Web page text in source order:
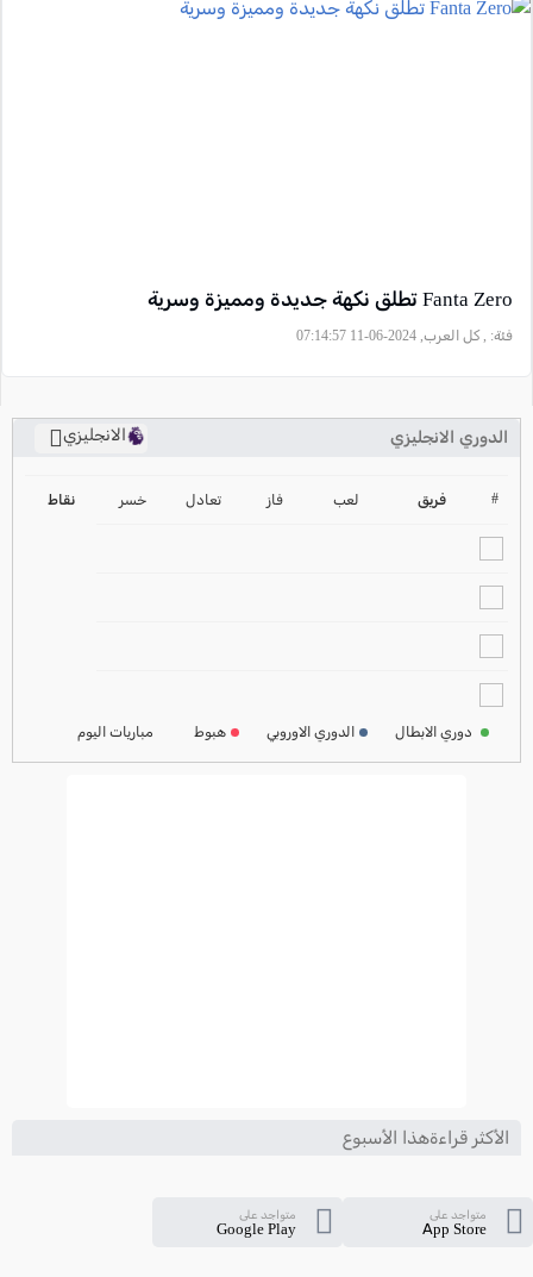
الأكثر قراءةهذا الأسبوع
متواجد على
App Store
متواجد على
Google Play
Fanta Zero تطلق نكهة جديدة ومميزة وسرية
فئة: , كل العرب, 2024-06-11 07:14:57
الدوري الانجليزي
الانجليزي
2024-2025
ترتيب الدوري الايطالي
# فريق لعب فاز تعادل خسر نقاط
دوري الابطال الدوري الاوروبي هبوط مباريات اليوم